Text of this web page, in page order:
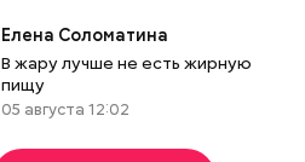
Елена Соломатина
В жару лучше не есть жирную
пищу
05 августа 12:02